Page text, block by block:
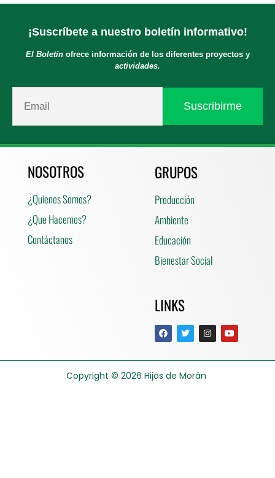
¡Suscríbete a nuestro boletín informativo!
El Boletínofrece información de los diferentes proyectos y
actividades.
NOSOTROS
¿Quienes Somos?
¿Que Hacemos?
Contáctanos
GRUPOS
Producción
Ambiente
Educación
Bienestar Social
LINKS
Copyright © 2026 Hijos de Morán